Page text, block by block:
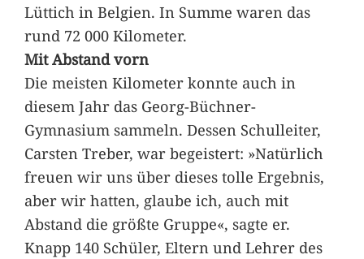
Lüttich in Belgien. In Summe waren das
rund 72 000 Kilometer.
Mit Abstand vorn
Die meisten Kilometer konnte auch in
diesem Jahr das Georg-Büchner-
Gymnasium sammeln. Dessen Schulleiter,
Carsten Treber, war begeistert: »Natürlich
freuen wir uns über dieses tolle Ergebnis,
aber wir hatten, glaube ich, auch mit
Abstand die größte Gruppe«, sagte er.
Knapp 140 Schüler, Eltern und Lehrer des